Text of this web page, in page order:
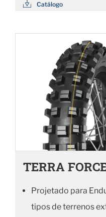
Catálogo
TERRA
Projetado para
tipos de terrenos